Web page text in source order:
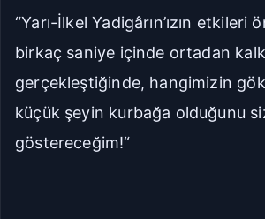
Git
“Yarı-İlkel Yadigârın’ızın etkileri
birkaç saniye içinde ortadan
gerçekleştiğinde, hangimizin
küçük şeyin kurbağa olduğunu
göstereceğim!“